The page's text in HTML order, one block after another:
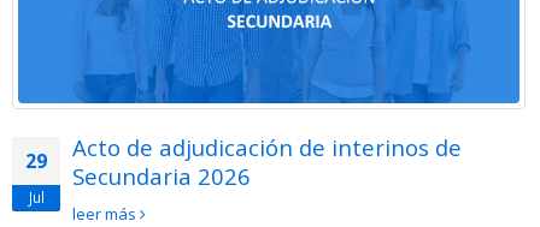
29
Jul
Acto de adjudicación de interinos de
Secundaria 2026
leer más